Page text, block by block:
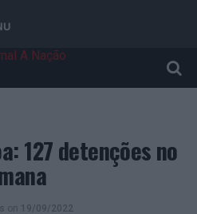
127 detenções no
on 19/09/2022